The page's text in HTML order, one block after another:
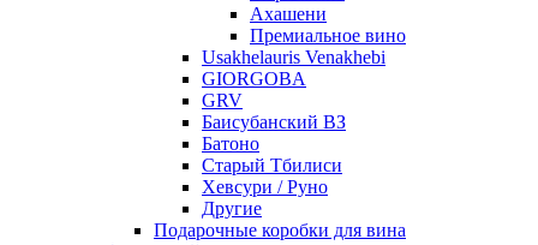
Ахашени
Премиальное вино
Usakhelauris Venakhebi
GIORGOBA
GRV
Баисубанский ВЗ
Батоно
Старый Тбилиси
Хевсури / Руно
Другие
Подарочные коробки для вина